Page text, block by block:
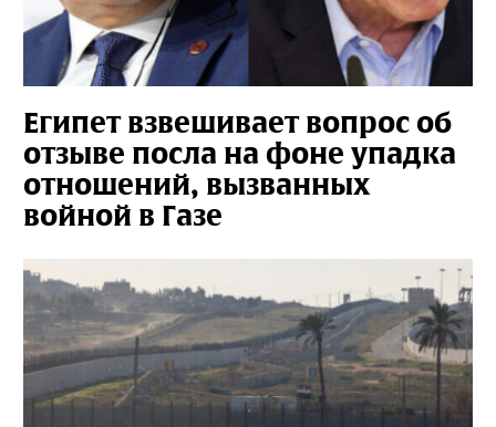
Египет взвешивает вопрос об
отзыве посла на фоне упадка
отношений, вызванных
войной в Газе